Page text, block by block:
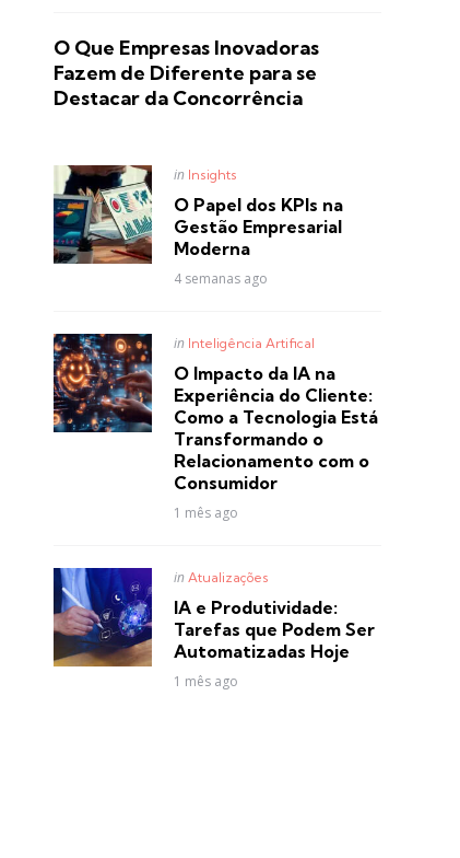
O Que Empresas Inovadoras
Fazem de Diferente para se
Destacar da Concorrência
Posted
in Insights
O Papel dos KPIs na
Gestão Empresarial
Moderna
4 semanas ago
Posted
in Inteligência Artifical
O Impacto da IA na
Experiência do Cliente:
Como a Tecnologia Está
Transformando o
Relacionamento com o
Consumidor
1 mês ago
Posted
in Atualizações
IA e Produtividade:
Tarefas que Podem Ser
Automatizadas Hoje
1 mês ago